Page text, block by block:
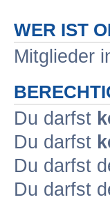
WER IST
Mitglieder
Du darfst
Du darfst
Du darfst
Du darfst